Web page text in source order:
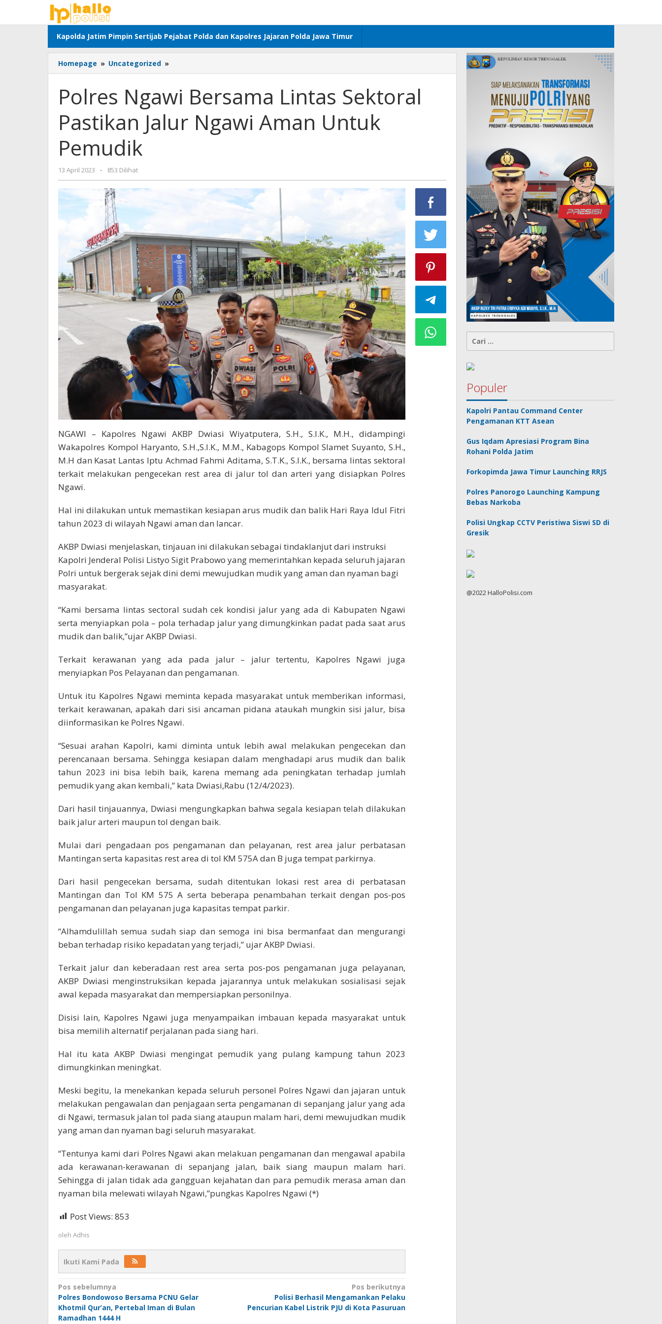
konten
Kapolda Jatim Pimpin Sertijab Pejabat Polda dan Kapolres Jajaran Polda Jawa Timur
Homepage » Uncategorized »
Ngawi
Lintas
Sektoral
Pastikan
Jalur
Polres Ngawi Bersama Lintas Sektoral
Pastikan Jalur Ngawi Aman Untuk
Pemudik
13 April 2023
oleh
Adhis
- 853 Dilihat
NGAWI – Kapolres Ngawi AKBP Dwiasi Wiyatputera, S.H., S.I.K., M.H., didampingi
Wakapolres Kompol Haryanto, S.H.,S.I.K., M.M., Kabagops Kompol Slamet Suyanto, S.H.,
M.H dan Kasat Lantas Iptu Achmad Fahmi Aditama, S.T.K., S.I.K., bersama lintas sektoral
terkait melakukan pengecekan rest area di jalur tol dan arteri yang disiapkan Polres
Ngawi.
Hal ini dilakukan untuk memastikan kesiapan arus mudik dan balik Hari Raya Idul Fitri
tahun 2023 di wilayah Ngawi aman dan lancar.
AKBP Dwiasi menjelaskan, tinjauan ini dilakukan sebagai tindaklanjut dari instruksi
Kapolri Jenderal Polisi Listyo Sigit Prabowo yang memerintahkan kepada seluruh jajaran
Polri untuk bergerak sejak dini demi mewujudkan mudik yang aman dan nyaman bagi
masyarakat.
“Kami bersama lintas sectoral sudah cek kondisi jalur yang ada di Kabupaten Ngawi
serta menyiapkan pola – pola terhadap jalur yang dimungkinkan padat pada saat arus
mudik dan balik,”ujar AKBP Dwiasi.
Terkait kerawanan yang ada pada jalur – jalur tertentu, Kapolres Ngawi juga
menyiapkan Pos Pelayanan dan pengamanan.
Untuk itu Kapolres Ngawi meminta kepada masyarakat untuk memberikan informasi,
terkait kerawanan, apakah dari sisi ancaman pidana ataukah mungkin sisi jalur, bisa
diinformasikan ke Polres Ngawi.
“Sesuai arahan Kapolri, kami diminta untuk lebih awal melakukan pengecekan dan
perencanaan bersama. Sehingga kesiapan dalam menghadapi arus mudik dan balik
tahun 2023 ini bisa lebih baik, karena memang ada peningkatan terhadap jumlah
pemudik yang akan kembali,” kata Dwiasi,Rabu (12/4/2023).
Dari hasil tinjauannya, Dwiasi mengungkapkan bahwa segala kesiapan telah dilakukan
baik jalur arteri maupun tol dengan baik.
Mulai dari pengadaan pos pengamanan dan pelayanan, rest area jalur perbatasan
Mantingan serta kapasitas rest area di tol KM 575A dan B juga tempat parkirnya.
Dari hasil pengecekan bersama, sudah ditentukan lokasi rest area di perbatasan
Mantingan dan Tol KM 575 A serta beberapa penambahan terkait dengan pos-pos
pengamanan dan pelayanan juga kapasitas tempat parkir.
“Alhamdulillah semua sudah siap dan semoga ini bisa bermanfaat dan mengurangi
beban terhadap risiko kepadatan yang terjadi,” ujar AKBP Dwiasi.
Terkait jalur dan keberadaan rest area serta pos-pos pengamanan juga pelayanan,
AKBP Dwiasi menginstruksikan kepada jajarannya untuk melakukan sosialisasi sejak
awal kepada masyarakat dan mempersiapkan personilnya.
Disisi lain, Kapolres Ngawi juga menyampaikan imbauan kepada masyarakat untuk
bisa memilih alternatif perjalanan pada siang hari.
Hal itu kata AKBP Dwiasi mengingat pemudik yang pulang kampung tahun 2023
dimungkinkan meningkat.
Meski begitu, Ia menekankan kepada seluruh personel Polres Ngawi dan jajaran untuk
melakukan pengawalan dan penjagaan serta pengamanan di sepanjang jalur yang ada
di Ngawi, termasuk jalan tol pada siang ataupun malam hari, demi mewujudkan mudik
yang aman dan nyaman bagi seluruh masyarakat.
“Tentunya kami dari Polres Ngawi akan melakuan pengamanan dan mengawal apabila
ada kerawanan-kerawanan di sepanjang jalan, baik siang maupun malam hari.
Sehingga di jalan tidak ada gangguan kejahatan dan para pemudik merasa aman dan
nyaman bila melewati wilayah Ngawi,”pungkas Kapolres Ngawi (*)
Post Views: 853
oleh Adhis
Ikuti Kami Pada
Navigasi
pos
Pos sebelumnya
Polres Bondowoso Bersama PCNU Gelar
Khotmil Qur’an, Pertebal Iman di Bulan
Ramadhan 1444 H
Pos berikutnya
Polisi Berhasil Mengamankan Pelaku
Pencurian Kabel Listrik PJU di Kota Pasuruan
untuk:
Populer
Kapolri Pantau Command Center
Pengamanan KTT Asean
Gus Iqdam Apresiasi Program Bina
Rohani Polda Jatim
Forkopimda Jawa Timur Launching RRJS
Polres Panorogo Launching Kampung
Bebas Narkoba
Polisi Ungkap CCTV Peristiwa Siswi SD di
Gresik
@2022 HalloPolisi.com